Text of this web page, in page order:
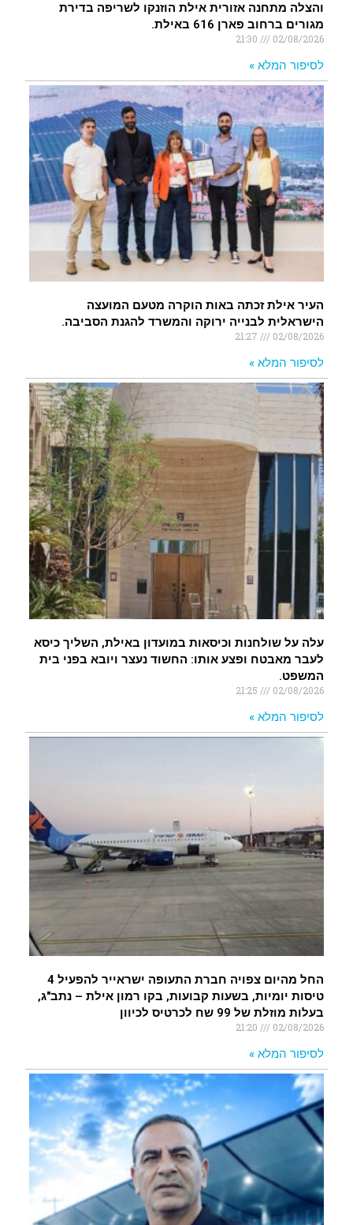
והצלה מתחנה אזורית אילת הוזנקו לשריפה בדירת
מגורים ברחוב פארן 616 באילת.
02/08/2026
לסיפור המלא »
העיר אילת זכתה באות הוקרה מטעם המועצה
הישראלית לבנייה ירוקה והמשרד להגנת הסביבה.
02/08/2026
לסיפור המלא »
עלה על שולחנות וכיסאות במועדון באילת, השליך כיסא
לעבר מאבטח ופצע אותו: החשוד נעצר ויובא בפני בית
המשפט.
02/08/2026
לסיפור המלא »
החל מהיום צפויה חברת התעופה ישראייר להפעיל 4
טיסות יומיות, בשעות קבועות, בקו רמון אילת – נתב"ג,
בעלות מוזלת של 99 שח לכרטיס לכיוון
02/08/2026
לסיפור המלא »